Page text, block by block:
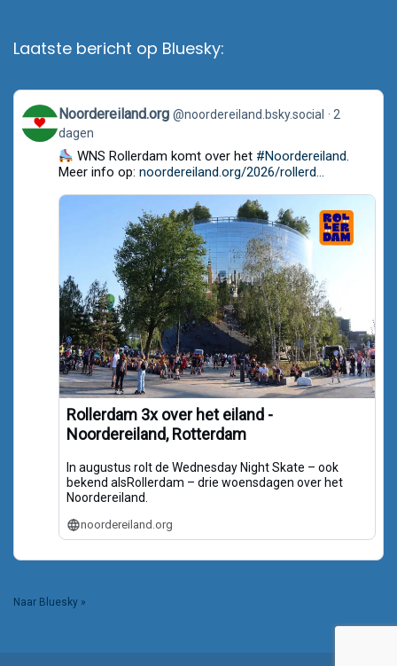
Laatste bericht op Bluesky:
View
post
by
Noordereiland.org
Bluesky
Noordereiland.org @noordereiland.bsky.social
2
dagen
WNS Rollerdam komt over het #Noordereiland.
Meer info op: noordereiland.org/2026/rollerd...
Rollerdam 3x over het eiland -
Noordereiland, Rotterdam
In augustus rolt de Wednesday Night Skate – ook
bekend alsRollerdam – drie woensdagen over het
Noordereiland.
noordereiland.org
Naar Bluesky »